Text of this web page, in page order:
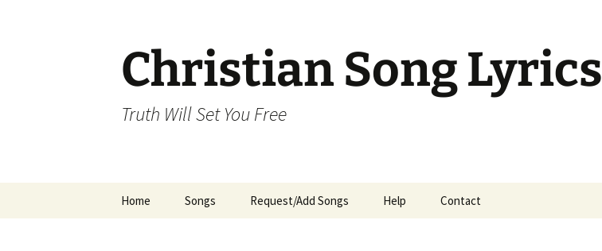
Christian Song Lyrics
Truth Will Set You Free
Home Songs Request/Add Songs Help Contact